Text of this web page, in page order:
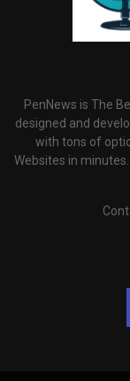
PenNews is The
designed and
with tons of
Websites in